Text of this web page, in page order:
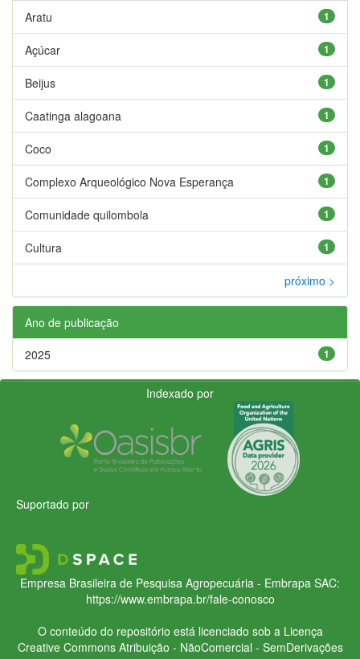
1
Aratu
1
Açúcar
1
Beijus
1
Caatinga alagoana
1
Coco
1
Complexo Arqueológico Nova Esperança
1
Comunidade quilombola
1
Cultura
próximo >
Ano de publicação
1
2025
Indexado por
Suportado por
Empresa Brasileira de Pesquisa Agropecuária - Embrapa SAC:
https://www.embrapa.br/fale-conosco
O conteúdo do repositório está licenciado sob a Licença
Creative CommonsAtribuição - NãoComercial - SemDerivações